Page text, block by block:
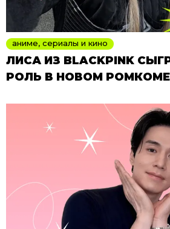
аниме, сериалы и кино
ЛИСА ИЗ BLACKPINK
РОЛЬ В НОВОМ РОМКОМЕ